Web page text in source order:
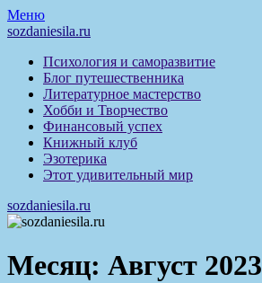
Перейти
к
Меню
sozdaniesila.ru
Психология и саморазвитие
Блог путешественника
Литературное мастерство
Хобби и Творчество
Финансовый успех
Книжный клуб
Эзотерика
Этот удивительный мир
sozdaniesila.ru
Месяц: Август 2023